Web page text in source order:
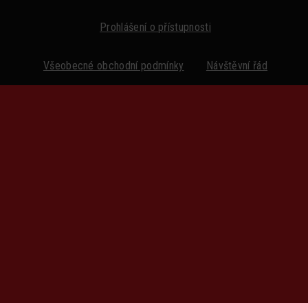
Prohlášení o přístupnosti
Všeobecné obchodní podmínky Návštěvní řád